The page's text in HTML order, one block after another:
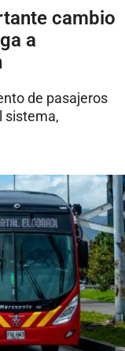
cambio
a
de pasajeros
sistema,